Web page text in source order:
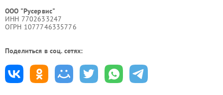
ООО "Русервис"
ИНН 7702633247
ОГРН 1077746335776
Поделиться в соц. сетях: